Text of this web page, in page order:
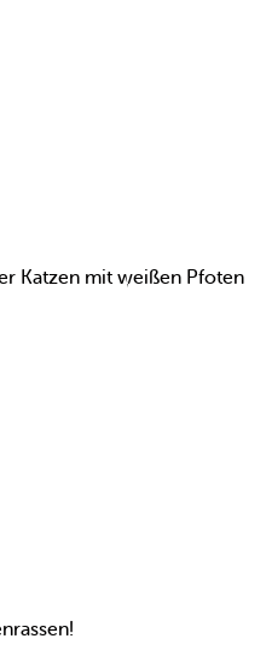
Katzen mit weißen Pfoten